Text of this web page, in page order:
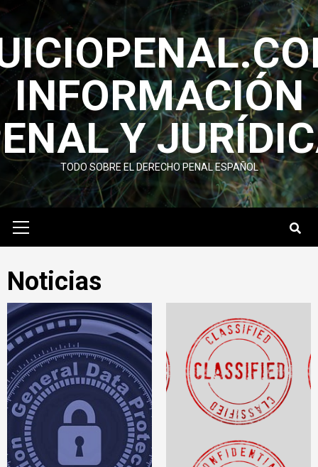
Saltar
al
contenido
INFORMACIÓN
Y
TODO SOBRE EL DERECHO PENAL ESPAÑOL
primario
Noticias